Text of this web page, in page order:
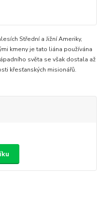
Střední a Jižní Ameriky,
kmeny je tato liána používána
světa se však dostala až
křesťanských misionářů.